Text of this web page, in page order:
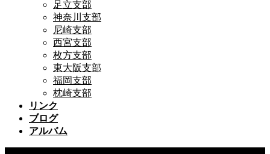
足立支部
神奈川支部
尼崎支部
西宮支部
枚方支部
東大阪支部
福岡支部
枕崎支部
リンク
ブログ
アルバム